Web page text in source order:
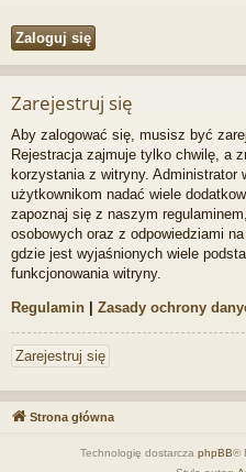
Zarejestruj się
Aby zalogować się, musisz być
Rejestracja zajmuje tylko chwilę, a
korzystania z witryny. Administrator
użytkownikom nadać wiele
zapoznaj się z naszym
osobowych oraz z odpowiedziami
gdzie jest wyjaśnionych wiele
funkcjonowania witryny.
Regulamin | Zasady ochrony
Zarejestruj się
Strona główna
Technologię dostarcza phpBB®